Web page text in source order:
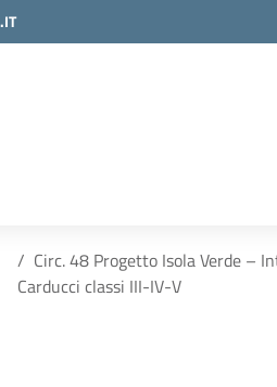
Circ. 48 Progetto Isola Verde –
Carducci classi III-IV-V